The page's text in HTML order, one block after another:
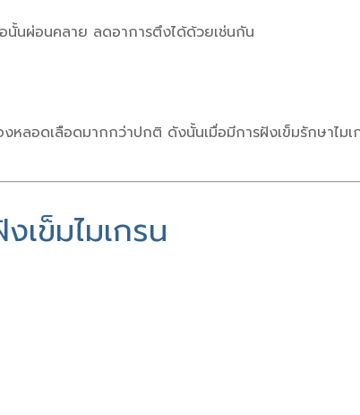
นั้นผ่อนคลาย ลดอาการตึงได้ด้วยเช่นกัน
ลอดเลือดมากกว่าปกติ ดังนั้นเมื่อมีการฝังเข็มรักษาไม
ข็มไมเกรน